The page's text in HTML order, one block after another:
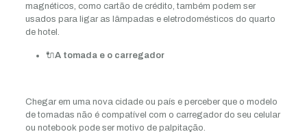
magnéticos, como cartão de crédito, também podem ser
usados para ligar as lâmpadas e eletrodomésticos do quarto
de hotel.
🔌A tomada e o carregador
Chegar em uma nova cidade ou país e perceber que o modelo
de tomadas não é compatível com o carregador do seu celular
ou notebook pode ser motivo de palpitação.